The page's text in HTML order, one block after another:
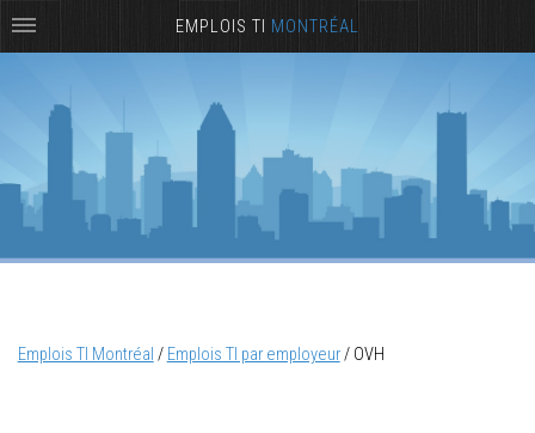
Emplois TI Montréal / Emplois TI par employeur/ OVH
EMPLOIS TI MONTRÉAL